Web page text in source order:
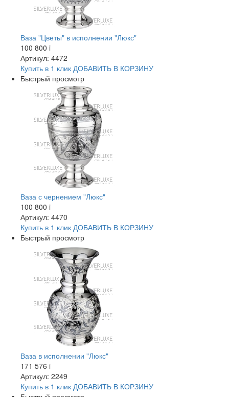
Ваза "Цветы" в исполнении "Люкс"
100 800 i
Артикул: 4472
Купить в 1 клик ДОБАВИТЬ В КОРЗИНУ
Быстрый просмотр
Ваза с чернением "Люкс"
100 800 i
Артикул: 4470
Купить в 1 клик ДОБАВИТЬ В КОРЗИНУ
Быстрый просмотр
Ваза в исполнении "Люкс"
171 576 i
Артикул: 2249
Купить в 1 клик ДОБАВИТЬ В КОРЗИНУ